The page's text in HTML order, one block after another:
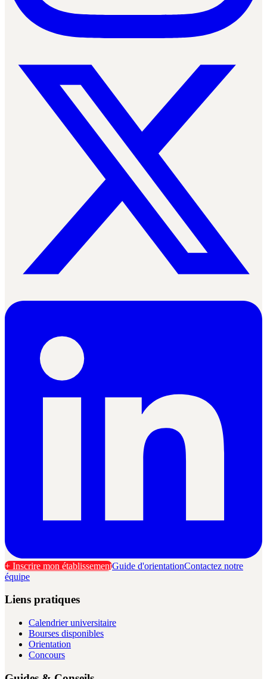
+ Inscrire mon établissementGuide d'orientationContactez notre
équipe
Liens pratiques
Calendrier universitaire
Bourses disponibles
Orientation
Concours